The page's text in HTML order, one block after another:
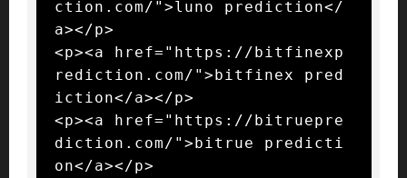
ction.com/">luno prediction</
a></p>
<p><a href="https://bitfinexp
rediction.com/">bitfinex pred
iction</a></p>
<p><a href="https://bitruepre
diction.com/">bitrue predicti
on</a></p>